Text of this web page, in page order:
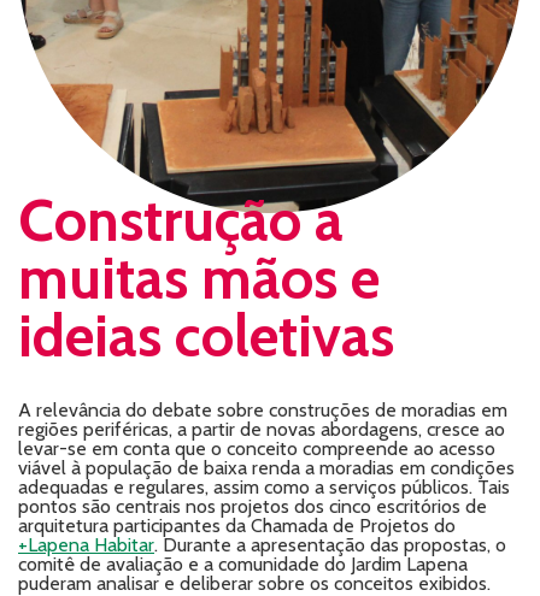
Construção a
muitas mãos e
ideias coletivas
A relevância do debate sobre construções de moradias em
regiões periféricas, a partir de novas abordagens, cresce ao
levar-se em conta que o conceito compreende ao acesso
viável à população de baixa renda a moradias em condições
adequadas e regulares, assim como a serviços públicos. Tais
pontos são centrais nos projetos dos cinco escritórios de
arquitetura participantes da Chamada de Projetos do
+Lapena Habitar. Durante a apresentação das propostas, o
comitê de avaliação e a comunidade do Jardim Lapena
puderam analisar e deliberar sobre os conceitos exibidos.